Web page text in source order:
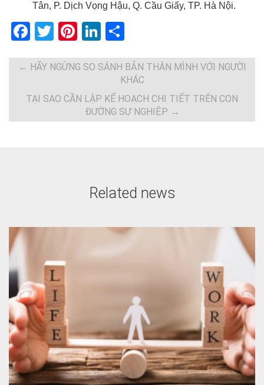
Tân, P. Dịch Vọng Hậu, Q. Cầu Giấy, TP. Hà Nội.
F
ce
o
o
T
tt
Pi
er
es
t
Li
ke
dI
n
ar
e
← HÃY NGỪNG SO SÁNH BẢN THÂN MÌNH VỚI NGƯỜI
KHÁC
TẠI SAO CẦN LẬP KẾ HOẠCH CHI TIẾT TRÊN CON
ĐƯỜNG SỰ NGHIỆP →
Related news